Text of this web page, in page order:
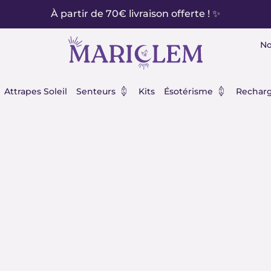
À partir de 70€ livraison offerte ! ✨
Attrapes Soleil Senteurs Ouvrir Senteurs
Kits Ésotérisme Ouvrir